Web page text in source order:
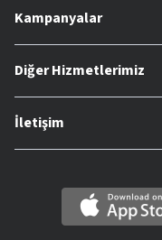
Kampanyalar
Diğer Hizmetlerimiz
İletişim